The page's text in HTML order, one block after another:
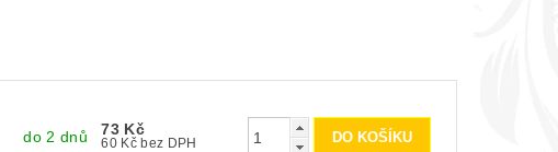
do 2 dnů 73 Kč
60 Kč bez DPH